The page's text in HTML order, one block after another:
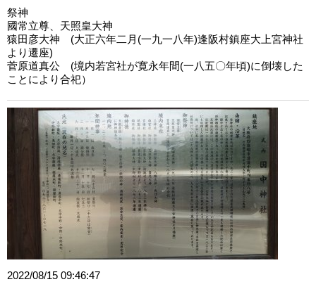
祭神
國常立尊、天照皇大神
猿田彦大神 (大正六年二月(一九一八年)逢阪村鎮座大上宮神社
より遷座)
菅原道真公 (境内若宮社が寛永年間(一八五〇年頃)に倒壊した
ことにより合祀）
2022/08/15 09:46:47